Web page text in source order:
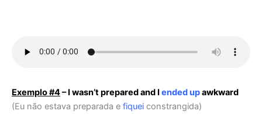
Exemplo #4– I wasn’t prepared and Iended upawkward
(Eu não estava preparada e fiquei constrangida)